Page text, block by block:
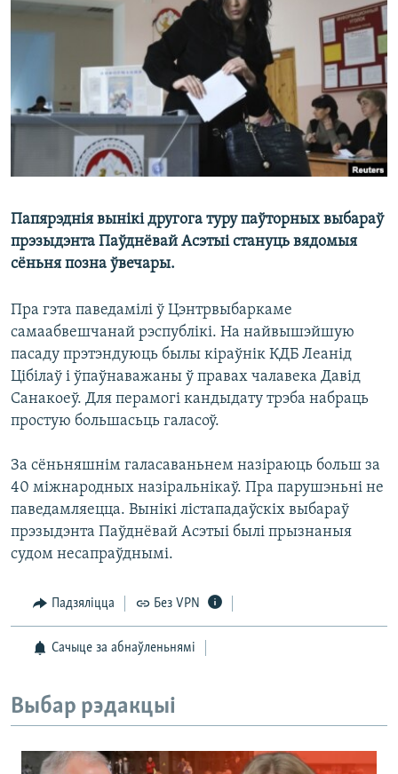
КУЛЬТУРА
МОВА
Папярэднія вынікі другога туру паўторных выбараў
прэзыдэнта Паўднёвай Асэтыі стануць вядомыя
сёньня позна ўвечары.
Пра гэта паведамілі ў Цэнтрвыбаркаме
самаабвешчанай рэспублікі. На найвышэйшую
пасаду прэтэндуюць былы кіраўнік КДБ Леанід
Цібілаў і ўпаўнаважаны ў правах чалавека Давід
Санакоеў. Для перамогі кандыдату трэба набраць
простую большасьць галасоў.
За сёньняшнім галасаваньнем назіраюць больш за
40 міжнародных назіральнікаў. Пра парушэньні не
паведамляецца. Вынікі лістападаўскіх выбараў
прэзыдэнта Паўднёвай Асэтыі былі прызнаныя
судом несапраўднымі.
Падзяліцца Без VPN
Сачыце за абнаўленьнямі
Выбар рэдакцыі